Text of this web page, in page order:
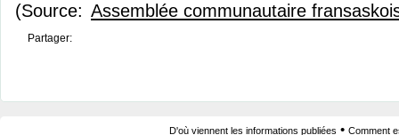
(Source: Assemblée communautaire
Partager:
D'où viennent les informations publiées • Comment